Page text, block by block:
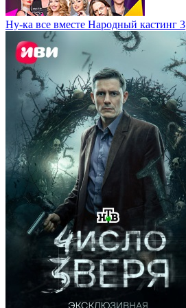
Ну-ка все вместе Народный кастинг 3